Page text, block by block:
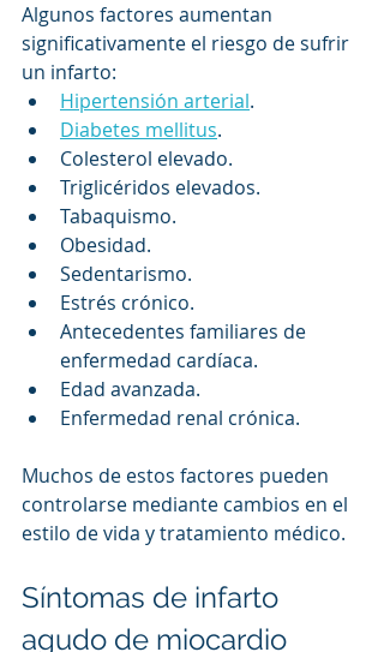
Algunos factores aumentan
significativamente el riesgo de sufrir
un infarto:
Hipertensión arterial.
Diabetes mellitus.
Colesterol elevado.
Triglicéridos elevados.
Tabaquismo.
Obesidad.
Sedentarismo.
Estrés crónico.
Antecedentes familiares de
enfermedad cardíaca.
Edad avanzada.
Enfermedad renal crónica.
Muchos de estos factores pueden
controlarse mediante cambios en el
estilo de vida y tratamiento médico.
Síntomas de infarto
agudo de miocardio